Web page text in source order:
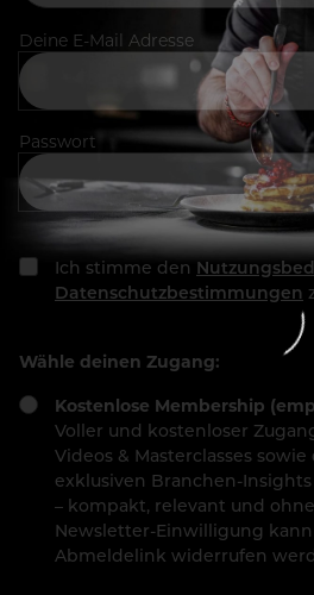
Deine E-Mail Adresse
Passwort
Ich stimme den
Datenschutzbestimmungen
Wähle deinen Zugang:
Kostenlose Membership
Voller und kostenloser
Videos & Masterclasses
exklusiven Branchen-
– kompakt, relevant und
Newsletter-Einwilligung
Abmeldelink widerrufen